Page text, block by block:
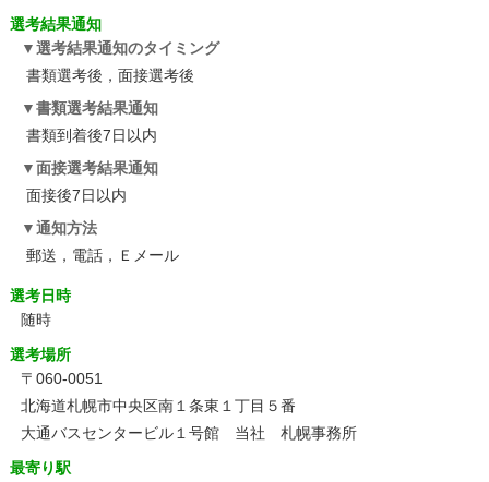
選考結果通知
選考結果通知のタイミング
書類選考後，面接選考後
書類選考結果通知
書類到着後7日以内
面接選考結果通知
面接後7日以内
通知方法
郵送，電話，Ｅメール
選考日時
随時
選考場所
〒060-0051
北海道札幌市中央区南１条東１丁目５番
大通バスセンタービル１号館 当社 札幌事務所
最寄り駅